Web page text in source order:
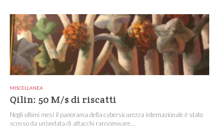
MISCELLANEA
Qilin: 50 M/$ di riscatti
Negli ultimi mesi il panorama della cybersicurezza internazionale è stato
scosso da un’ondata di attacchi ransomware...